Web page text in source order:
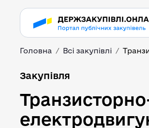
Головна Всі закупівлі
Закупівля